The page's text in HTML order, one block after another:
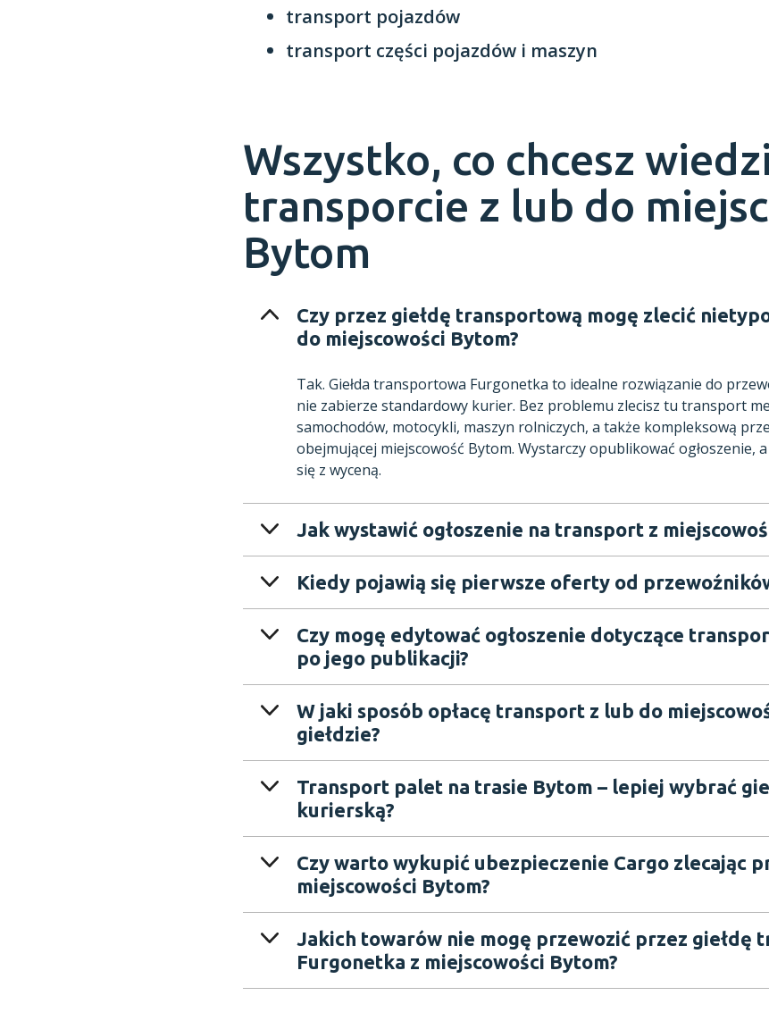
transport pojazdów
transport części pojazdów i maszyn
Wszystko, co chcesz
transporcie z lub do
Bytom
Czy przez giełdę transportową mogę zlecić
do miejscowości Bytom?
Tak. Giełda transportowa Furgonetka to idealne rozwiązanie do
nie zabierze standardowy kurier. Bez problemu zlecisz tu transport
samochodów, motocykli, maszyn rolniczych, a także kompleksową
obejmującej miejscowość Bytom. Wystarczy opublikować ogłoszenie,
się z wyceną.
Jak wystawić ogłoszenie na transport z
Kiedy pojawią się pierwsze oferty od
Czy mogę edytować ogłoszenie dotyczące
po jego publikacji?
W jaki sposób opłacę transport z lub do
giełdzie?
Transport palet na trasie Bytom – lepiej wybrać
kurierską?
Czy warto wykupić ubezpieczenie Cargo zlecając
miejscowości Bytom?
Jakich towarów nie mogę przewozić przez giełdę
Furgonetka z miejscowości Bytom?